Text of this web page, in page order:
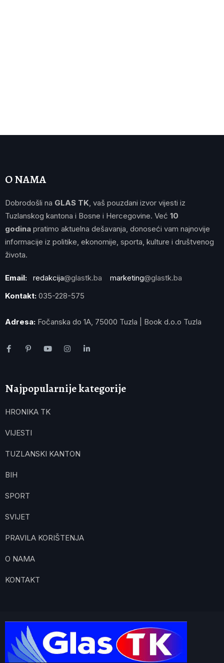
O NAMA
Dobrodošli na GLAS TK , vaš pouzdani izvor vijesti iz
Tuzlanskog kantona i Bosne i Hercegovine. Već 10
godina pratimo aktuelna dešavanja, donoseći vam najnovije
informacije iz politike, ekonomije, sporta, kulture i društvenog
života.
Email: redakcija@glastk.ba marketing@glastk.ba
Kontakt: 035-228-575
Adresa: Fočanska do 1A, 75000 Tuzla | Book d.o.o Tuzla
Najpopularnije kategorije
HRONIKA TK
VIJESTI
TUZLANSKI KANTON
BIH
SPORT
SVIJET
PRAVILA KORIŠTENJA
O NAMA
KONTAKT